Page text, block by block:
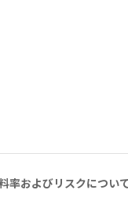
率およびリスクについ